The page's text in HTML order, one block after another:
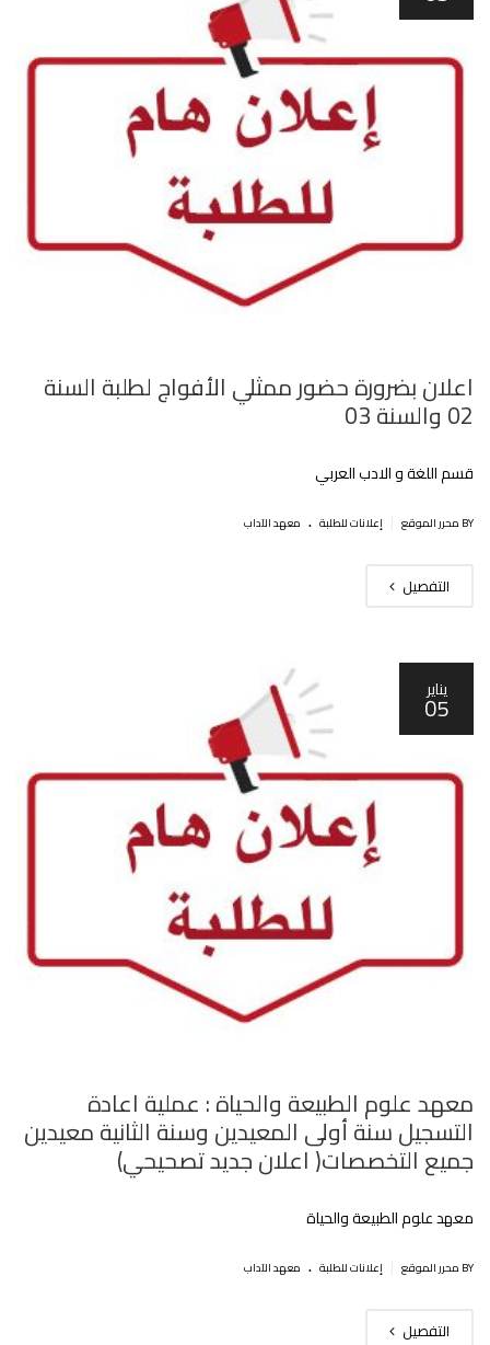
اعلان بضرورة حضور ممثلي الأفواج لطلبة السنة
02 والسنة 03
قسم اللغة و الادب العربي
BY محرر الموقع إعلانات للطلبة . معهد الآداب
التفصيل
يناير
05
معهد علوم الطبيعة والحياة : عملية اعادة
التسجيل سنة أولى المعيدين وسنة الثانية معيدين
جميع التخصصات( اعلان جديد تصحيحي)
معهد علوم الطبيعة والحياة
BY محرر الموقع إعلانات للطلبة . معهد الآداب
التفصيل